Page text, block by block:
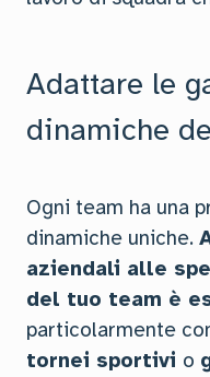
Adattare le
dinamiche
Ogni team ha una
dinamiche uniche.
aziendali alle
del tuo team è
particolarmente
tornei sportivi o